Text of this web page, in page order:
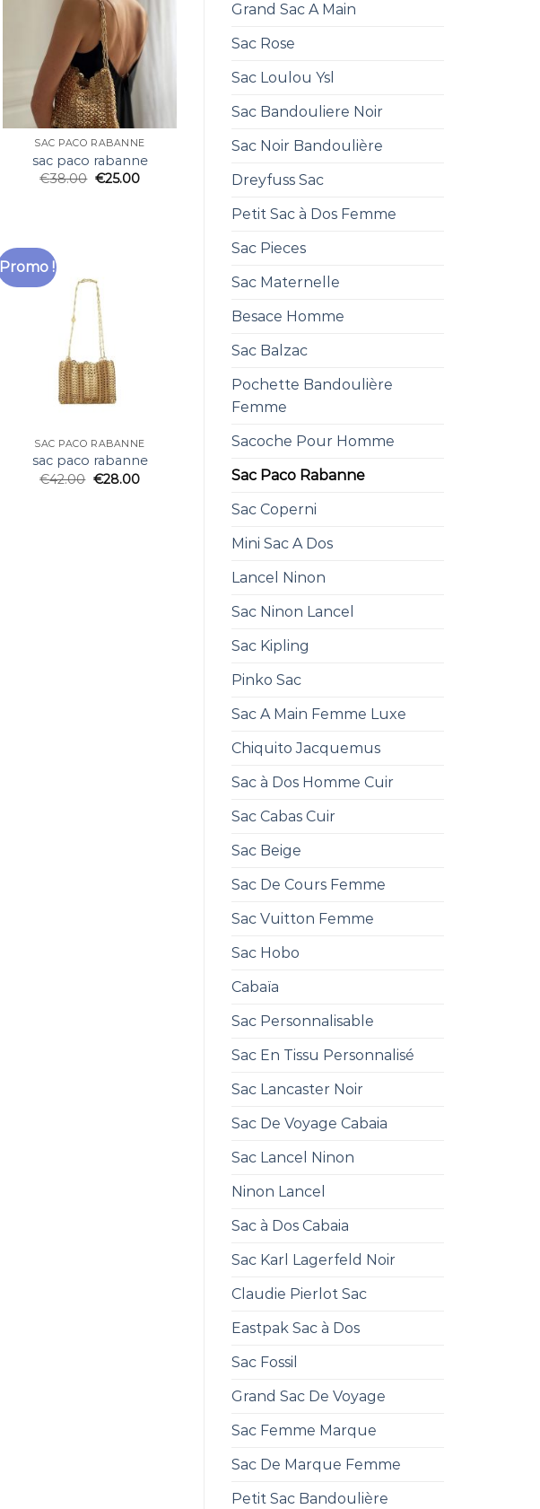
Grand Sac A Main
Sac Rose
Sac Loulou Ysl
Sac Bandouliere Noir
Sac Noir Bandoulière
Dreyfuss Sac
Petit Sac à Dos Femme
Sac Pieces
Sac Maternelle
Besace Homme
Sac Balzac
Pochette Bandoulière
Femme
Sacoche Pour Homme
Sac Paco Rabanne
Sac Coperni
Mini Sac A Dos
Lancel Ninon
Sac Ninon Lancel
Sac Kipling
Pinko Sac
Sac A Main Femme Luxe
Chiquito Jacquemus
Sac à Dos Homme Cuir
Sac Cabas Cuir
Sac Beige
Sac De Cours Femme
Sac Vuitton Femme
Sac Hobo
Cabaïa
Sac Personnalisable
Sac En Tissu Personnalisé
Sac Lancaster Noir
Sac De Voyage Cabaia
Sac Lancel Ninon
Ninon Lancel
Sac à Dos Cabaia
Sac Karl Lagerfeld Noir
Claudie Pierlot Sac
Eastpak Sac à Dos
Sac Fossil
Grand Sac De Voyage
Sac Femme Marque
Sac De Marque Femme
Petit Sac Bandoulière
SAC PACO RABANNE
sac paco rabanne
€38.00 €25.00
Promo !
SAC PACO RABANNE
sac paco rabanne
€42.00 €28.00